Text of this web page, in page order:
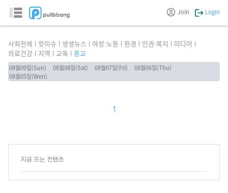
Join Login
사회전체 핫이슈 생생뉴스 여성·노동 환경 인권·복지
미디어
의료건강
지역 교육 종교
08월09일(Sun) 08월08일(Sat) 08월07일(Fri)
08월06일(Thu)
08월05일(Wen)
1
지금 뜨는 컨텐츠